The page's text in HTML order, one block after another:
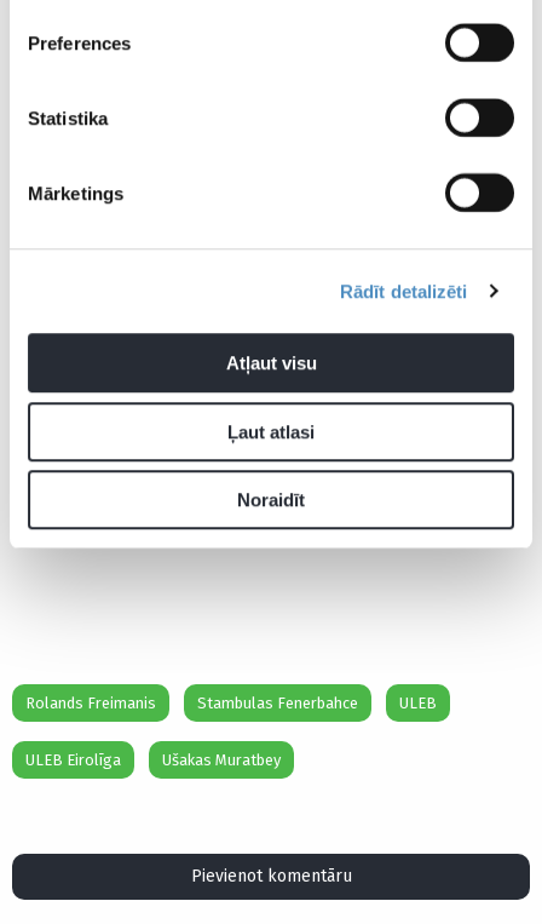
Preferences
Statistika
Mārketings
Rādīt detalizēti
Atļaut visu
Ļaut atlasi
Noraidīt
Rolands Freimanis Stambulas Fenerbahce ULEB
ULEB Eirolīga Ušakas Muratbey
Pievienot komentāru